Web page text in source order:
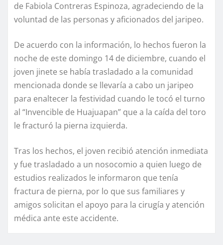
de Fabiola Contreras Espinoza, agradeciendo de la
voluntad de las personas y aficionados del jaripeo.
De acuerdo con la información, lo hechos fueron la
noche de este domingo 14 de diciembre, cuando el
joven jinete se había trasladado a la comunidad
mencionada donde se llevaría a cabo un jaripeo
para enaltecer la festividad cuando le tocó el turno
al “Invencible de Huajuapan” que a la caída del toro
le fracturó la pierna izquierda.
Tras los hechos, el joven recibió atención inmediata
y fue trasladado a un nosocomio a quien luego de
estudios realizados le informaron que tenía
fractura de pierna, por lo que sus familiares y
amigos solicitan el apoyo para la cirugía y atención
médica ante este accidente.